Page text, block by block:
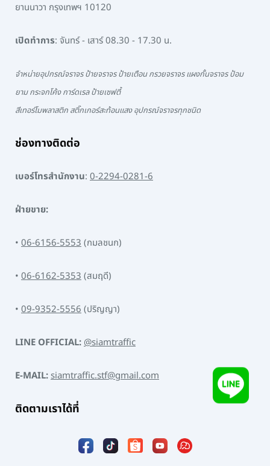
ยานนาวา กรุงเทพฯ 10120
เปิดทำการ: จันทร์ - เสาร์ 08.30 - 17.30 น.
จำหน่ายอุปกรณ์จราจร ป้ายจราจร ป้ายเตือน กรวยจราจร แผงกั้นจราจร ป้อม
ยาม กระจกโค้ง การ์ดเรล ป้ายเซฟตี้
สีเทอร์โมพลาสติก สติ๊กเกอร์สะท้อนแสง อุปกรณ์จราจรทุกชนิด
ช่องทางติดต่อ
เบอร์โทรสำนักงาน: 0-2294-0281-6
ฝ่ายขาย:
• 06-6156-5553(กมลชนก)
• 06-6162-5353(สมฤดี)
• 09-9352-5556(ปริญญา)
LINE OFFICIAL:@siamtraffic
E-MAIL:siamtraffic.stf@gmail.com
ติดตามเราได้ที่